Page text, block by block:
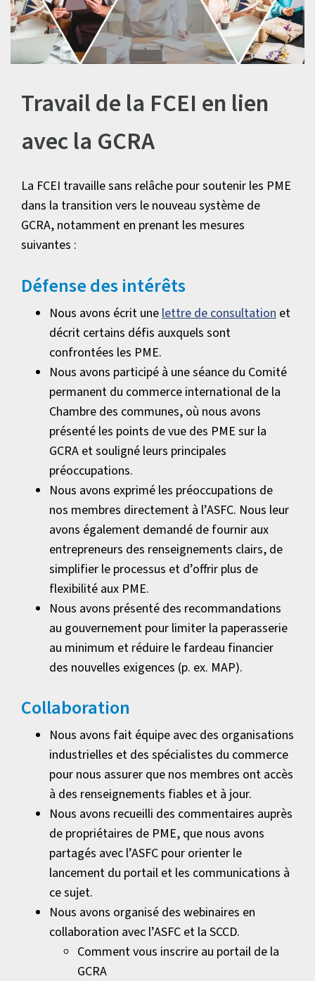
Travail de la FCEI en lien
avec la GCRA
La FCEI travaille sans relâche pour soutenir les PME
dans la transition vers le nouveau système de
GCRA, notamment en prenant les mesures
suivantes :
Défense des intérêts
Nous avons écrit une lettre de consultation et
décrit certains défis auxquels sont
confrontées les PME.
Nous avons participé à une séance du Comité
permanent du commerce international de la
Chambre des communes, où nous avons
présenté les points de vue des PME sur la
GCRA et souligné leurs principales
préoccupations.
Nous avons exprimé les préoccupations de
nos membres directement à l’ASFC. Nous leur
avons également demandé de fournir aux
entrepreneurs des renseignements clairs, de
simplifier le processus et d’offrir plus de
flexibilité aux PME.
Nous avons présenté des recommandations
au gouvernement pour limiter la paperasserie
au minimum et réduire le fardeau financier
des nouvelles exigences (p. ex. MAP).
Collaboration
Nous avons fait équipe avec des organisations
industrielles et des spécialistes du commerce
pour nous assurer que nos membres ont accès
à des renseignements fiables et à jour.
Nous avons recueilli des commentaires auprès
de propriétaires de PME, que nous avons
partagés avec l’ASFC pour orienter le
lancement du portail et les communications à
ce sujet.
Nous avons organisé des webinaires en
collaboration avec l’ASFC et la SCCD.
Comment vous inscrire au portail de la
GCRA